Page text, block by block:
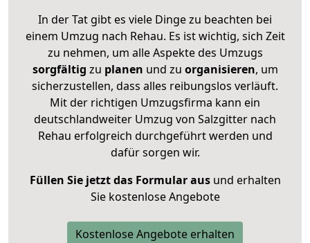
In der Tat gibt es viele Dinge zu beachten bei
einem Umzug nach Rehau. Es ist wichtig, sich Zeit
zu nehmen, um alle Aspekte des Umzugs
sorgfältig zu planen und zu organisieren, um
sicherzustellen, dass alles reibungslos verläuft.
Mit der richtigen Umzugsfirma kann ein
deutschlandweiter Umzug von Salzgitter nach
Rehau erfolgreich durchgeführt werden und
dafür sorgen wir.
Füllen Sie jetzt das Formular ausund erhalten
Sie kostenlose Angebote
Kostenlose Angebote erhalten